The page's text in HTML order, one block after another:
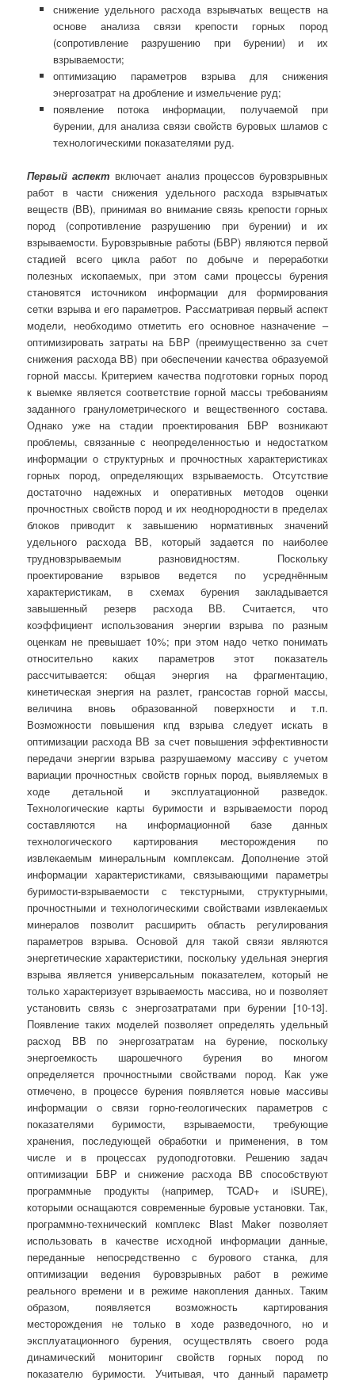
снижение удельного расхода взрывчатых веществ на
основе анализа связи крепости горных пород
(сопротивление разрушению при бурении) и их
взрываемости;
оптимизацию параметров взрыва для снижения
энергозатрат на дробление и измельчение руд;
появление потока информации, получаемой при
бурении, для анализа связи свойств буровых шламов с
технологическими показателями руд.
Первый аспект включает анализ процессов буровзрывных
работ в части снижения удельного расхода взрывчатых
веществ (ВВ), принимая во внимание связь крепости горных
пород (сопротивление разрушению при бурении) и их
взрываемости. Буровзрывные работы (БВР) являются первой
стадией всего цикла работ по добыче и переработки
полезных ископаемых, при этом сами процессы бурения
становятся источником информации для формирования
сетки взрыва и его параметров. Рассматривая первый аспект
модели, необходимо отметить его основное назначение –
оптимизировать затраты на БВР (преимущественно за счет
снижения расхода ВВ) при обеспечении качества образуемой
горной массы. Критерием качества подготовки горных пород
к выемке является соответствие горной массы требованиям
заданного гранулометрического и вещественного состава.
Однако уже на стадии проектирования БВР возникают
проблемы, связанные с неопределенностью и недостатком
информации о структурных и прочностных характеристиках
горных пород, определяющих взрываемость. Отсутствие
достаточно надежных и оперативных методов оценки
прочностных свойств пород и их неоднородности в пределах
блоков приводит к завышению нормативных значений
удельного расхода ВВ, который задается по наиболее
трудновзрываемым разновидностям. Поскольку
проектирование взрывов ведется по усреднённым
характеристикам, в схемах бурения закладывается
завышенный резерв расхода ВВ. Считается, что
коэффициент использования энергии взрыва по разным
оценкам не превышает 10%; при этом надо четко понимать
относительно каких параметров этот показатель
рассчитывается: общая энергия на фрагментацию,
кинетическая энергия на разлет, грансостав горной массы,
величина вновь образованной поверхности и т.п.
Возможности повышения кпд взрыва следует искать в
оптимизации расхода ВВ за счет повышения эффективности
передачи энергии взрыва разрушаемому массиву с учетом
вариации прочностных свойств горных пород, выявляемых в
ходе детальной и эксплуатационной разведок.
Технологические карты буримости и взрываемости пород
составляются на информационной базе данных
технологического картирования месторождения по
извлекаемым минеральным комплексам. Дополнение этой
информации характеристиками, связывающими параметры
буримости-взрываемости с текстурными, структурными,
прочностными и технологическими свойствами извлекаемых
минералов позволит расширить область регулирования
параметров взрыва. Основой для такой связи являются
энергетические характеристики, поскольку удельная энергия
взрыва является универсальным показателем, который не
только характеризует взрываемость массива, но и позволяет
установить связь с энергозатратами при бурении [10-13].
Появление таких моделей позволяет определять удельный
расход ВВ по энергозатратам на бурение, поскольку
энергоемкость шарошечного бурения во многом
определяется прочностными свойствами пород. Как уже
отмечено, в процессе бурения появляется новые массивы
информации о связи горно-геологических параметров с
показателями буримости, взрываемости, требующие
хранения, последующей обработки и применения, в том
числе и в процессах рудоподготовки. Решению задач
оптимизации БВР и снижение расхода ВВ способствуют
программные продукты (например, TCAD+ и iSURE),
которыми оснащаются современные буровые установки. Так,
программно-технический комплекс Blast Maker позволяет
использовать в качестве исходной информации данные,
переданные непосредственно с бурового станка, для
оптимизации ведения буровзрывных работ в режиме
реального времени и в режиме накопления данных. Таким
образом, появляется возможность картирования
месторождения не только в ходе разведочного, но и
эксплуатационного бурения, осуществлять своего рода
динамический мониторинг свойств горных пород по
показателю буримости. Учитывая, что данный параметр